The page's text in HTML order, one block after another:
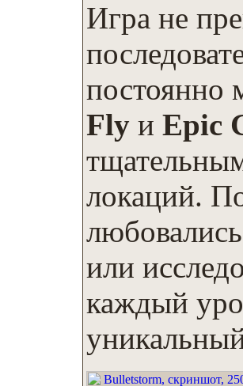
Игра не
постоянно
Fly и Epic
локаций.
или
каждый